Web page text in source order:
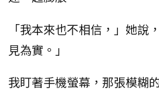
「我本來也不相信，」她說
見為實。」
我盯著手機螢幕，那張模糊